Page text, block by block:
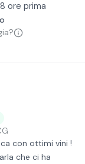
ore prima
con ottimi vini !
che ci ha